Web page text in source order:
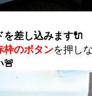
を差し込みます🔌
枠のボタンを押し
🚨